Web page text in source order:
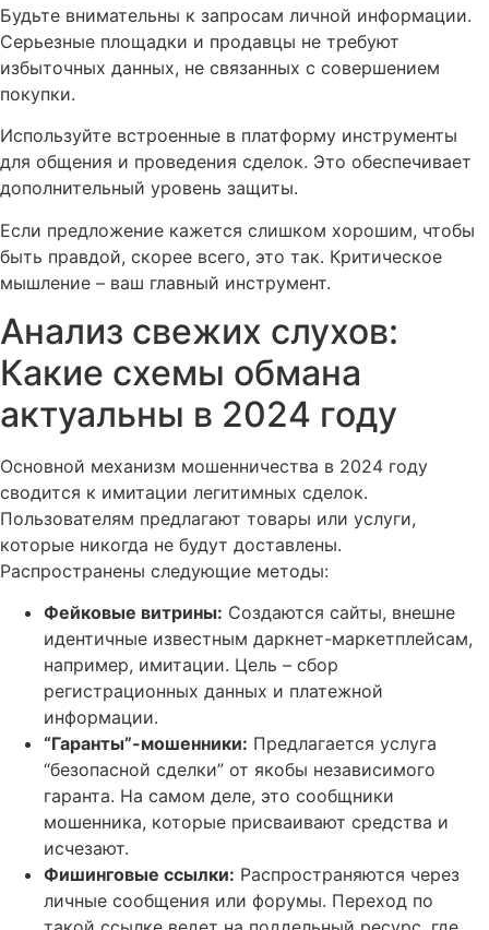
Будьте внимательны к запросам личной информации.
Серьезные площадки и продавцы не требуют
избыточных данных, не связанных с совершением
покупки.
Используйте встроенные в платформу инструменты
для общения и проведения сделок. Это обеспечивает
дополнительный уровень защиты.
Если предложение кажется слишком хорошим, чтобы
быть правдой, скорее всего, это так. Критическое
мышление – ваш главный инструмент.
Анализ свежих слухов:
Какие схемы обмана
актуальны в 2024 году
Основной механизм мошенничества в 2024 году
сводится к имитации легитимных сделок.
Пользователям предлагают товары или услуги,
которые никогда не будут доставлены.
Распространены следующие методы:
Фейковые витрины: Создаются сайты, внешне
идентичные известным даркнет-маркетплейсам,
например, имитации. Цель – сбор
регистрационных данных и платежной
информации.
“Гаранты”-мошенники: Предлагается услуга
“безопасной сделки” от якобы независимого
гаранта. На самом деле, это сообщники
мошенника, которые присваивают средства и
исчезают.
Фишинговые ссылки: Распространяются через
личные сообщения или форумы. Переход по